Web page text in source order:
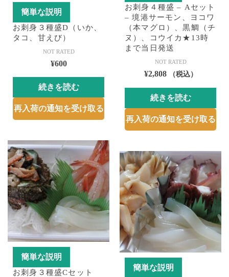
お刺身４種盛 – Aセット
– 境港サーモン、ヨコワ
（本マグロ）、黒鯛（チ
ヌ）、コウイカ★13時
まで当日発送
NOT RATED
¥2,808 （税込）
続きを読む
再入荷の通知を受け取る
簡単な説明
お刺身３種盛D（いか、
タコ、甘えび）
NOT RATED
¥600
続きを読む
再入荷の通知を受け取る
簡単な説明
お刺身３種盛Cセット
簡単な説明